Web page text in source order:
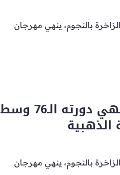
بالنجوم، ينهي مهرجان
مهرجان كان السينمائي ينهي دورته الـ76 وسط
بالنجوم، ينهي مهرجان